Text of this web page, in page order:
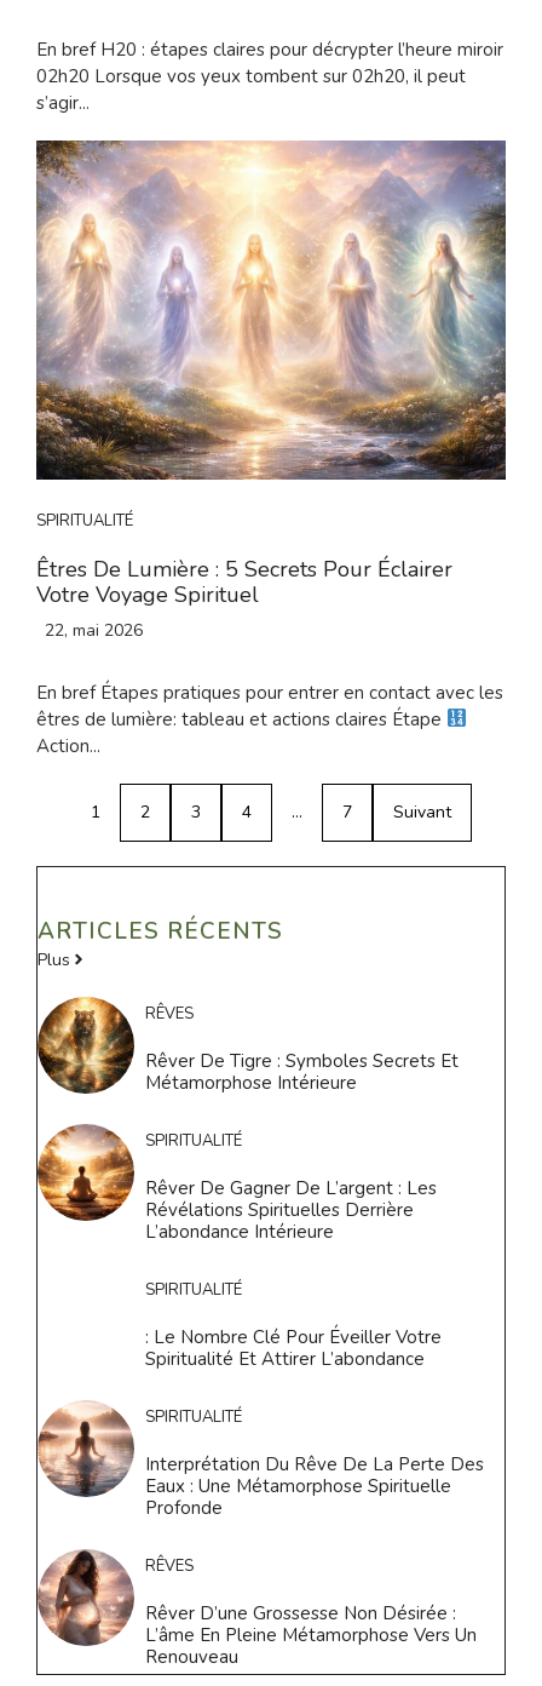
En bref H20 : étapes claires pour décrypter l’heure miroir
02h20 Lorsque vos yeux tombent sur 02h20, il peut
s’agir...
SPIRITUALITÉ
Êtres De Lumière : 5 Secrets Pour Éclairer
Votre Voyage Spirituel
22, mai 2026
En bref Étapes pratiques pour entrer en contact avec les
êtres de lumière: tableau et actions claires Étape
Action...
1 2 3 4 … 7 Suivant
ARTICLES RÉCENTS
Plus
RÊVES
Rêver De Tigre : Symboles Secrets Et
Métamorphose Intérieure
SPIRITUALITÉ
Rêver De Gagner De L’argent : Les
Révélations Spirituelles Derrière
L’abondance Intérieure
SPIRITUALITÉ
: Le Nombre Clé Pour Éveiller Votre
Spiritualité Et Attirer L’abondance
SPIRITUALITÉ
Interprétation Du Rêve De La Perte Des
Eaux : Une Métamorphose Spirituelle
Profonde
RÊVES
Rêver D’une Grossesse Non Désirée :
L’âme En Pleine Métamorphose Vers Un
Renouveau